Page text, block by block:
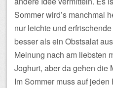
Sommer wird’s manchmal
nur leichte und
besser als ein Obstsalat
Meinung nach am liebsten
Joghurt, aber da gehen die
Im Sommer muss auf